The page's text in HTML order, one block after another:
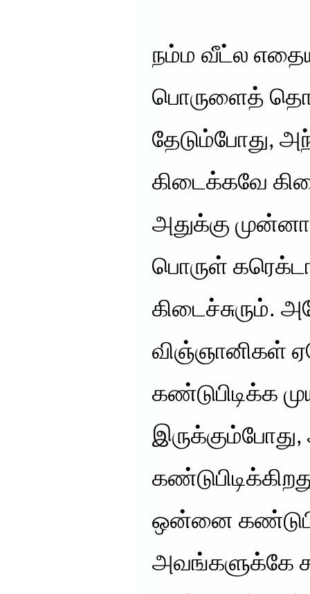
நம்ம வீட்ல
பொருளைத்
தேடும்போது,
கிடைக்கவே
அதுக்கு
பொருள்
கிடைச்சுரும்.
விஞ்ஞானிகள்
கண்டுபிடிக்க
ஒன்னை
அவங்களுக்கே